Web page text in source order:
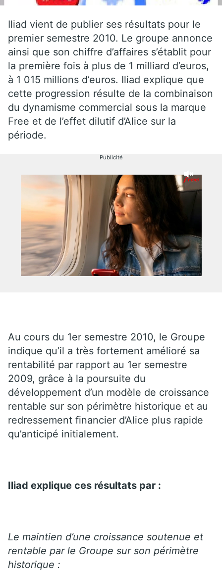
Iliad vient de publier ses résultats pour le
premier semestre 2010. Le groupe annonce
ainsi que son chiffre d’affaires s’établit pour
la première fois à plus de 1 milliard d’euros,
à 1 015 millions d’euros. Iliad explique que
cette progression résulte de la combinaison
du dynamisme commercial sous la marque
Free et de l’effet dilutif d’Alice sur la
période.
Publicité
Au cours du 1er semestre 2010, le Groupe
indique qu’il a très fortement amélioré sa
rentabilité par rapport au 1er semestre
2009, grâce à la poursuite du
développement d’un modèle de croissance
rentable sur son périmètre historique et au
redressement financier d’Alice plus rapide
qu’anticipé initialement.
Iliad explique ces résultats par :
Le maintien d’une croissance soutenue et
rentable par le Groupe sur son périmètre
historique :